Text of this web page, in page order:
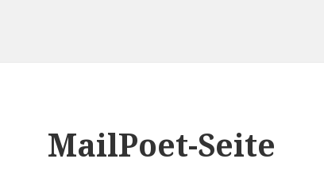
MailPoet-Seite